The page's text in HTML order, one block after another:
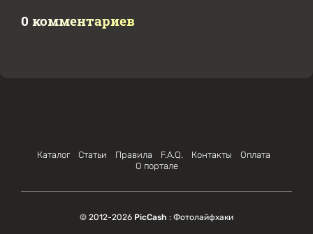
0 комментариев
Каталог Статьи Правила F.A.Q. Контакты
Оплата
О портале
© 2012-2026 PicCash : Фотолайфхаки